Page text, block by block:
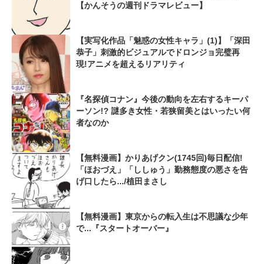
【かんそうの週刊ドラマレビュー】
【実写化作品「魅惑の女性キャラ」(1)】「深田
恭子」刺激的ビジュアルでドロンジョ完璧再
現!アニメを超えるリアリティ
『名探偵コナン』今後の動向を左右するキーパ
ーソン!? 謎多き女性・若狭留美とはいったい何
者なのか
【無料漫画】かりあげクン(1745回)毎日配信!
「ほおづえ」「ししゅう」勤務態度の悪さを告
げ口したら.../植田まさし
【無料漫画】東京からの転入生は不思議な少年
で...『スタートオーバー』